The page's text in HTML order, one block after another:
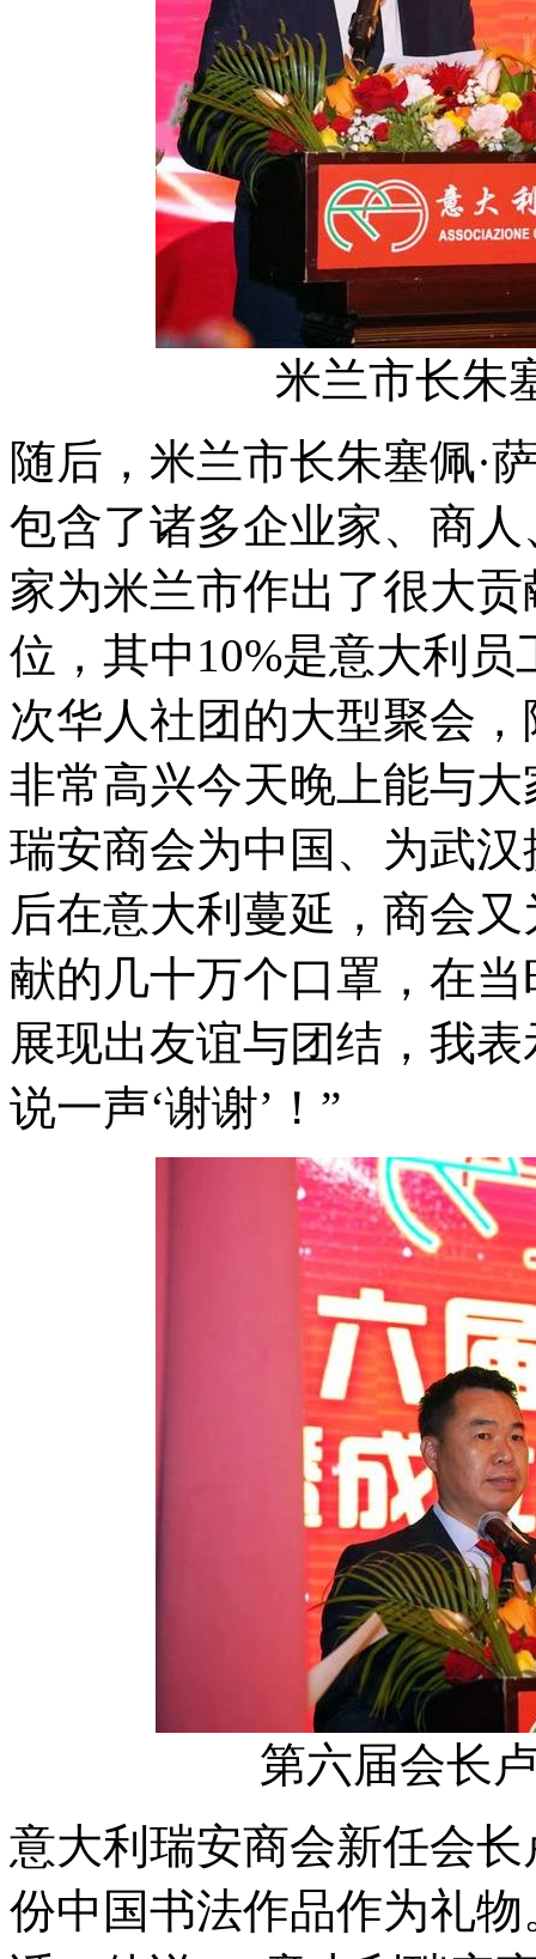
米兰市长朱
随后，米兰市长朱塞佩·
包含了诸多企业家、商
家为米兰市作出了很大
位，其中10%是意大利
次华人社团的大型聚会
非常高兴今天晚上能与
瑞安商会为中国、为武
后在意大利蔓延，商会
献的几十万个口罩，在
展现出友谊与团结，我
说一声‘谢谢’！”
第六届会长
意大利瑞安商会新任会
份中国书法作品作为礼